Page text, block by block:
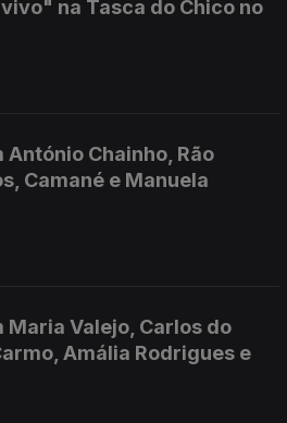
na Tasca do Chico no
António Chainho, Rão
Camané e Manuela
Maria Valejo, Carlos do
Amália Rodrigues e